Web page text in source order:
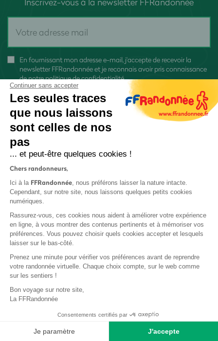
En fournissant mon adresse e-mail, j'accepte de recevoir la
newsletter FFRandonnée et je reconnais avoir pris connaissance
denotre politique de confidentialité
Protection des données
Politique de confidentialité
Base documentaire
Continuer sans accepter
Les seules traces
que nous laissons
sont celles de nos
pas
... et peut-être quelques cookies !
Chers randonneurs,
Ici à la FFRandonnée, nous préférons laisser la nature intacte.
Cependant, sur notre site, nous laissons quelques petits cookies
numériques.
Rassurez-vous, ces cookies nous aident à améliorer votre expérience
en ligne, à vous montrer des contenus pertinents et à mémoriser vos
préférences. Vous pouvez choisir quels cookies accepter et lesquels
laisser sur le bas-côté.
Prenez une minute pour vérifier vos préférences avant de reprendre
votre randonnée virtuelle. Chaque choix compte, sur le web comme
sur les sentiers !
Bon voyage sur notre site,
La FFRandonnée
Consentements certifiés par
Je paramètre J'accepte